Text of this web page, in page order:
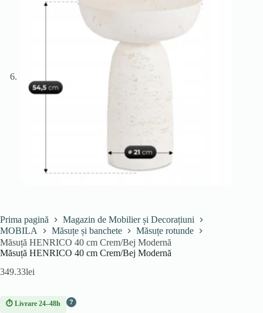
Prima pagină
Magazin de Mobilier și Decorațiuni
MOBILA
Măsuțe și banchete
Măsuțe rotunde
Măsuță HENRICO 40 cm Crem/Bej Modernă
Măsuță HENRICO 40 cm Crem/Bej Modernă
349.33lei
⏱ Livrare 24–48h ?